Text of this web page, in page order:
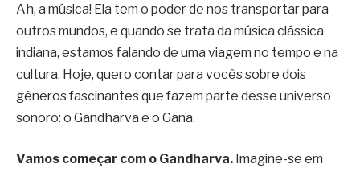
Ah, a música! Ela tem o poder de nos transportar para
outros mundos, e quando se trata da música clássica
indiana, estamos falando de uma viagem no tempo e na
cultura. Hoje, quero contar para vocês sobre dois
gêneros fascinantes que fazem parte desse universo
sonoro: o Gandharva e o Gana.
Vamos começar com o Gandharva. Imagine-se em